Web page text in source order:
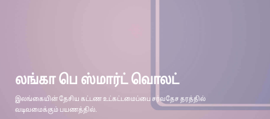
லங்கா பெ ஸ்மார்ட் வொலட்
இலங்கையின் தேசிய கட்டண உட்கட்டமைப்பை சர்வதேச தரத்தில்
வடிவமைக்கும் பயணத்தில்.